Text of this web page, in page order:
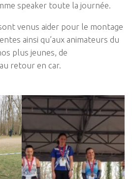
speaker toute la journée.
venus aider pour le montage
ainsi qu’aux animateurs du
plus jeunes, de
retour en car.